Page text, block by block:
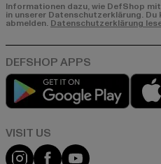
Informationen dazu, wie DefShop
in unserer Datenschutzerklärung.
abmelden. Datenschutzerklärung
Play
Visit our Instagram page:
Visit our Facebook
Visit our